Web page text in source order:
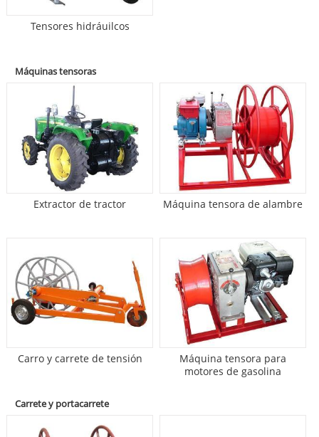
Tensores hidráuilcos
Máquinas tensoras
Extractor de tractor Máquina tensora de alambre
Carro y carrete de tensión
Máquina tensora para
motores de gasolina
Carrete y portacarrete